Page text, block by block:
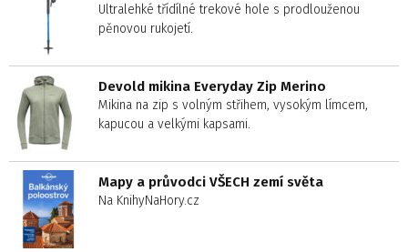
Ultralehké třídílné trekové hole s prodlouženou
pěnovou rukojetí.
Devold mikina Everyday Zip Merino
Mikina na zip s volným střihem, vysokým límcem,
kapucou a velkými kapsami.
Mapy a průvodci VŠECH zemí světa
Na KnihyNaHory.cz